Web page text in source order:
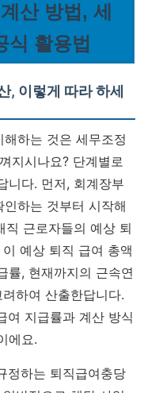
산 방법, 세
식 활용법
, 이렇게 따라 하세
하는 것은 세무조정
지시나요? 단계별로
니다. 먼저, 회계장부
하는 것부터 시작해
직 근로자들의 예상 퇴
예상 퇴직 급여 총액
률, 현재까지의 근속연
하여 산출한답니다.
여 지급률과 계산 방식
에요.
정하는 퇴직급여충당